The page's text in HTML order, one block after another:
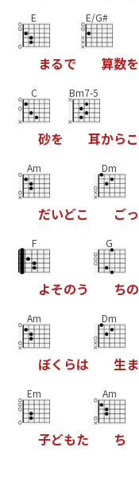
E
まるで
E/G#
算数を
C
砂を
Bm7-5
耳からこ
Am
だいどこ
Dm
ごっ
F
よそのう
G
ちの
Am
ぼく らは
Dm
生ま
Em
子どもた
Am
ち